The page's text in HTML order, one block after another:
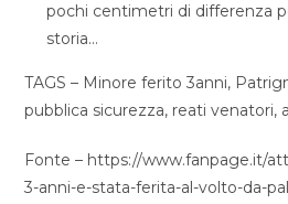
pochi centimetri di differenza
storia…
TAGS – Minore ferito 3anni,
pubblica sicurezza, reati venatori,
Fonte – https://www.fanpage.it/
3-anni-e-stata-ferita-al-volto-da-